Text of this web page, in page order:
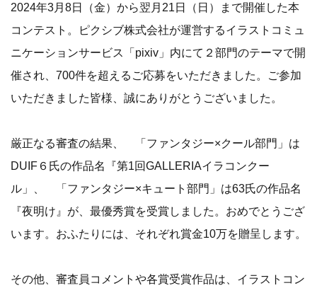
2024年3月8日（金）から翌月21日（日）まで開催した本
コンテスト。ピクシブ株式会社が運営するイラストコミュ
ニケーションサービス「pixiv」内にて２部門のテーマで開
催され、700件を超えるご応募をいただきました。ご参加
いただきました皆様、誠にありがとうございました。
厳正なる審査の結果、 「ファンタジー×クール部門」は
DUIF６氏の作品名『第1回GALLERIAイラコンクー
ル」、 「ファンタジー×キュート部門」は63氏の作品名
『夜明け』が、最優秀賞を受賞しました。おめでとうござ
います。おふたりには、それぞれ賞金10万を贈呈します。
その他、審査員コメントや各賞受賞作品は、イラストコン